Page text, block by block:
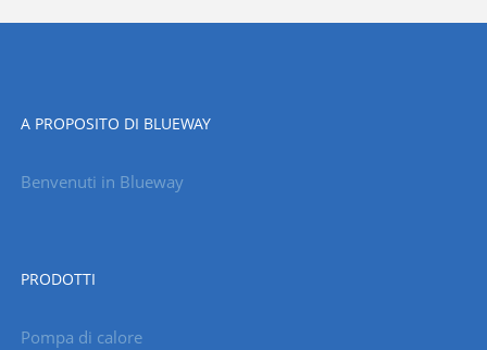
A PROPOSITO DI BLUEWAY
Benvenuti in Blueway
PRODOTTI
Pompa di calore